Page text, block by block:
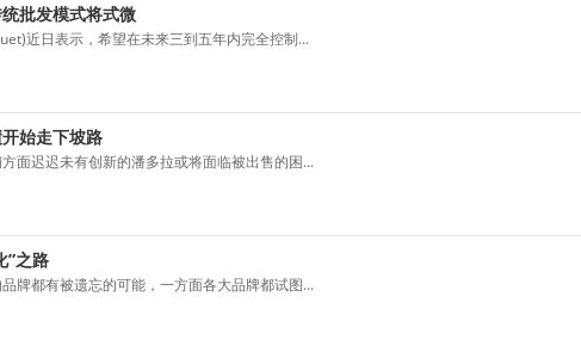
批发模式将式微
近日表示，希望在未来三到五年内完全控制...
始走下坡路
面迟迟未有创新的潘多拉或将面临被出售的困...
”之路
牌都有被遗忘的可能，一方面各大品牌都试图...